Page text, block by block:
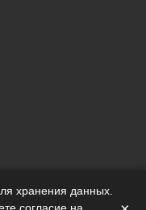
хранения данных.